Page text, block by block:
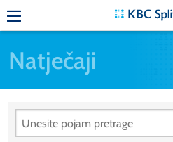
Natječaji